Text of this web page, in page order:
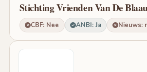
Stichting Vrienden Van De
CBF: Nee ANBI: Ja Nieuws: